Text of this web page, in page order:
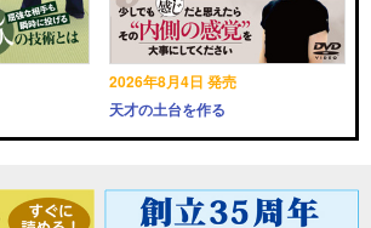
2026年8月4日 発売
天才の土台を作る